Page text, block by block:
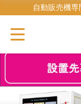
自動販売機